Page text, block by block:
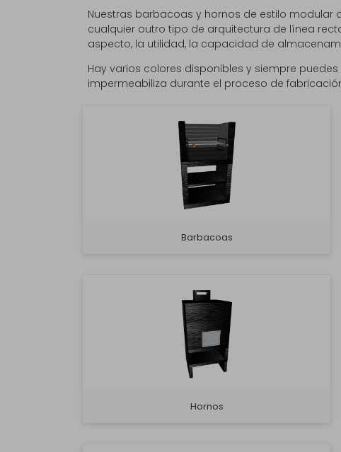
Nuestras barbacoas y hornos de estilo
cualquier outro tipo de arquitectura de línea
aspecto, la utilidad, la capacidad de
Hay varios colores disponibles y siempre
impermeabiliza durante el proceso de
Barbacoas
Hornos